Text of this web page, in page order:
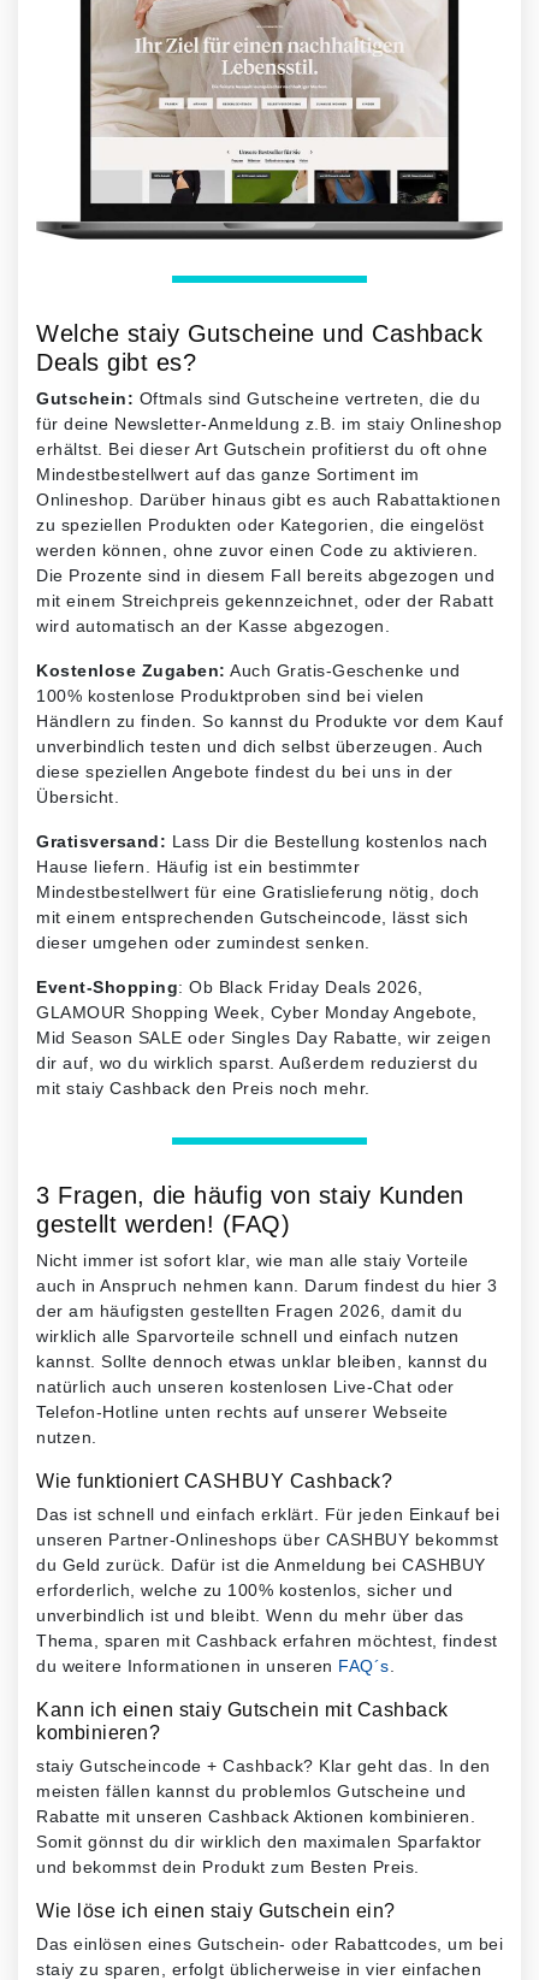
Welche staiy Gutscheine und Cashback
Deals gibt es?
Gutschein: Oftmals sind Gutscheine vertreten, die du
für deine Newsletter-Anmeldung z.B. im staiy Onlineshop
erhältst. Bei dieser Art Gutschein profitierst du oft ohne
Mindestbestellwert auf das ganze Sortiment im
Onlineshop. Darüber hinaus gibt es auch Rabattaktionen
zu speziellen Produkten oder Kategorien, die eingelöst
werden können, ohne zuvor einen Code zu aktivieren.
Die Prozente sind in diesem Fall bereits abgezogen und
mit einem Streichpreis gekennzeichnet, oder der Rabatt
wird automatisch an der Kasse abgezogen.
Kostenlose Zugaben: Auch Gratis-Geschenke und
100% kostenlose Produktproben sind bei vielen
Händlern zu finden. So kannst du Produkte vor dem Kauf
unverbindlich testen und dich selbst überzeugen. Auch
diese speziellen Angebote findest du bei uns in der
Übersicht.
Gratisversand: Lass Dir die Bestellung kostenlos nach
Hause liefern. Häufig ist ein bestimmter
Mindestbestellwert für eine Gratislieferung nötig, doch
mit einem entsprechenden Gutscheincode, lässt sich
dieser umgehen oder zumindest senken.
Event-Shopping: Ob Black Friday Deals 2026,
GLAMOUR Shopping Week, Cyber Monday Angebote,
Mid Season SALE oder Singles Day Rabatte, wir zeigen
dir auf, wo du wirklich sparst. Außerdem reduzierst du
mit staiy Cashback den Preis noch mehr.
3 Fragen, die häufig von staiy Kunden
gestellt werden! (FAQ)
Nicht immer ist sofort klar, wie man alle staiy Vorteile
auch in Anspruch nehmen kann. Darum findest du hier 3
der am häufigsten gestellten Fragen 2026, damit du
wirklich alle Sparvorteile schnell und einfach nutzen
kannst. Sollte dennoch etwas unklar bleiben, kannst du
natürlich auch unseren kostenlosen Live-Chat oder
Telefon-Hotline unten rechts auf unserer Webseite
nutzen.
Wie funktioniert CASHBUY Cashback?
Das ist schnell und einfach erklärt. Für jeden Einkauf bei
unseren Partner-Onlineshops über CASHBUY bekommst
du Geld zurück. Dafür ist die Anmeldung bei CASHBUY
erforderlich, welche zu 100% kostenlos, sicher und
unverbindlich ist und bleibt. Wenn du mehr über das
Thema, sparen mit Cashback erfahren möchtest, findest
du weitere Informationen in unseren FAQ´s
Kann ich einen staiy Gutschein mit Cashback
kombinieren?
staiy Gutscheincode + Cashback? Klar geht das. In den
meisten fällen kannst du problemlos Gutscheine und
Rabatte mit unseren Cashback Aktionen kombinieren.
Somit gönnst du dir wirklich den maximalen Sparfaktor
und bekommst dein Produkt zum Besten Preis.
Wie löse ich einen staiy Gutschein ein?
Das einlösen eines Gutschein- oder Rabattcodes, um bei
staiy zu sparen, erfolgt üblicherweise in vier einfachen